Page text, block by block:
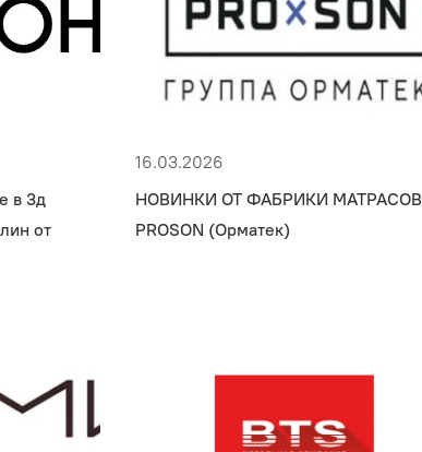
в 3д
от
16.03.2026
НОВИНКИ ОТ ФАБРИКИ МАТРАСОВ
PROSON (Орматек)